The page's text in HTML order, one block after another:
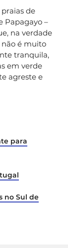
de
Papagayo –
na verdade
não é muito
tranquila,
em verde
agreste e
para
no Sul de